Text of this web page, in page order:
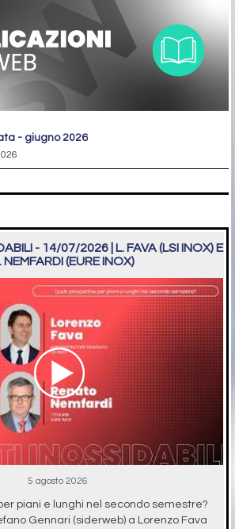
- giugno 2026
- 14/07/2026 | L. FAVA (LSI INOX) E
NEMFARDI (EURE INOX)
5 agosto 2026
piani e lunghi nel secondo semestre?
Gennari (siderweb) a Lorenzo Fava